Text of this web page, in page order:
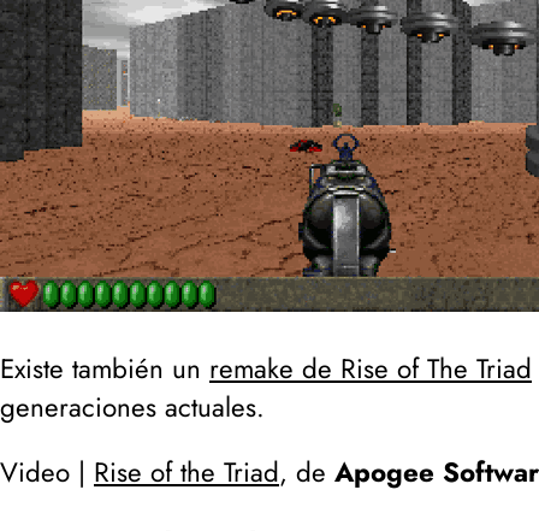
Existe también un remake de Rise of The Triad
generaciones actuales.
Video | Rise of the Triad, de Apogee